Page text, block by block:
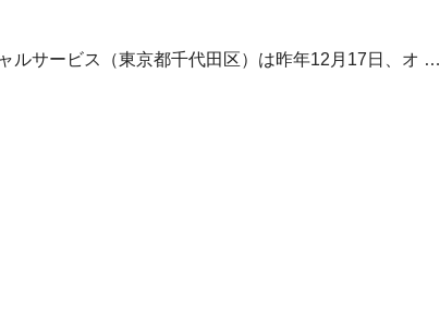
ルサービス（東京都千代田区）は昨年12月17日、オ …